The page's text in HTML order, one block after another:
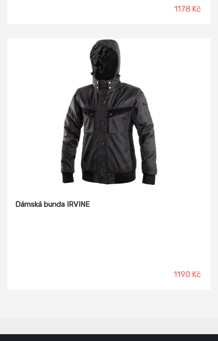
1178 Kč
Dámská bunda IRVINE
1190 Kč